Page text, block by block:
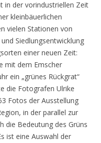
in der vorindustriellen Zeit
kleinbäuerlichen
vielen Stationen von
Siedlungsentwicklung
einer neuen Zeit:
mit dem Emscher
ein „grünes Rückgrat“
die Fotografen Ulrike
Fotos der Ausstellung
in der parallel zur
die Bedeutung des Grüns
ist eine Auswahl der